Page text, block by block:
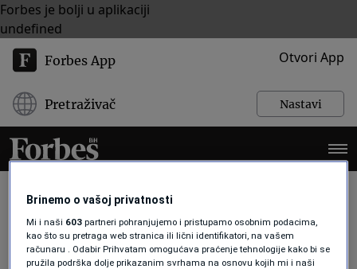
Forbes je bolji u aplikaciji
undefined
Forbes App Otvori App
Pretraživač Nastavi
BUDUĆNOST RADA
Brinemo o vašoj privatnosti
Mi i naši 603 partneri pohranjujemo i pristupamo osobnim podacima,
kao što su pretraga web stranica ili lični identifikatori, na vašem
računaru . Odabir Prihvatam omogućava praćenje tehnologije kako bi se
pružila podrška dolje prikazanim svrhama na osnovu kojih mi i naši